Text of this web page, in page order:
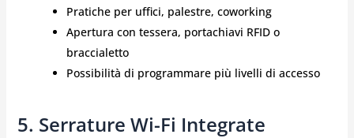
Pratiche per uffici, palestre, coworking
Apertura con tessera, portachiavi RFID o
braccialetto
Possibilità di programmare più livelli di accesso
5. Serrature Wi-Fi Integrate